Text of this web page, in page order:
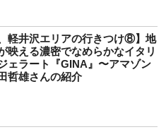
軽井沢エリアの行きつけ⑧】地
映える濃密でなめらかなイタリ
ェラート『GINA』〜アマゾン
哲雄さんの紹介